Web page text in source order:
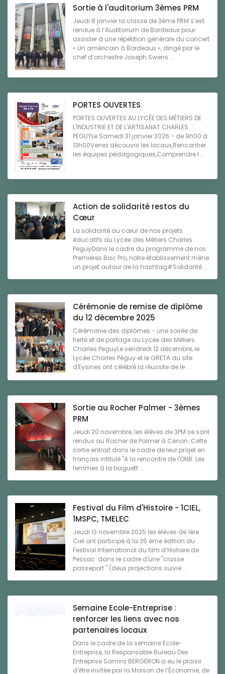
Sortie à l'auditorium 3èmes PRM
Jeudi 8 janvier la classe de 3ème PRM s’est
rendue à l’Auditorium de Bordeaux pour
assister à une répétition générale du concert
« Un américain à Bordeaux », dirigé par le
chef d’orchestre Joseph Swens ...
PORTES OUVERTES
PORTES OUVERTES AU LYCÉE DES MÉTIERS DE
L'INDUSTRIE ET DE L'ARTISANAT CHARLES
PEGUYLe Samedi 31 janvier 2026 - de 9h00 à
13h00Venez découvrir les locaux,Rencontrer
les équipes pédagogiques,Comprendre l ...
Action de solidarité restos du
Cœur
La solidarité au cœur de nos projets
éducatifs au Lycée des Métiers Charles
PeguyDans le cadre du programme de nos
Premières Bac Pro, notre établissement mène
un projet autour de la hashtag#Solidarité ...
Cérémonie de remise de diplôme
du 12 décembre 2025
Cérémonie des diplômes - une soirée de
fierté et de partage au Lycée des Métiers
Charles PeguyLe vendredi 12 décembre, le
Lycée Charles Péguy et le GRETA du site
d'Eysines ont célébré la réussite de le ...
Sortie au Rocher Palmer - 3èmes
PRM
Jeudi 20 novembre, les élèves de 3PM se sont
rendus au Rocher de Palmer à Cenon. Cette
sortie entrait dans le cadre de leur projet en
français intitulé "A la rencontre de l'ONB. Les
femmes à la baguett ...
Festival du Film d'Histoire - 1CIEL,
1MSPC, TMELEC
Jeudi 13 novembre 2025 les élèves de 1ère
Ciel ont participé à la 35 ème édition du
Festival International du film d’Histoire de
Pessac dans le cadre d'une "classe
passeport " (deux projections suivie ...
Semaine Ecole-Entreprise :
renforcer les liens avec nos
partenaires locaux
Dans le cadre de la semaine Ecole-
Entreprise, la Responsable Bureau Des
Entreprise Samira BERGERON a eu le plaisir
d'être invitée par la Maison de l’Économie, de